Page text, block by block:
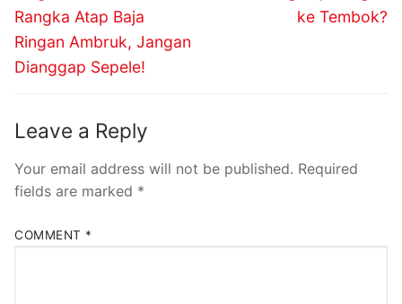
Rangka Atap Baja
Ringan Ambruk, Jangan
Dianggap Sepele!
ke Tembok?
Leave a Reply
Your email address will not be published. Required
fields are marked *
COMMENT *